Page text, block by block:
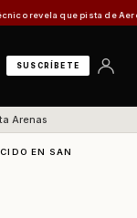
que pista de
SUSCRÍBETE
Arenas
EN SAN